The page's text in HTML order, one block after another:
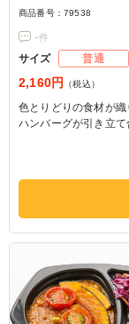
商品番号： 79538
-件
サイズ 普通
2,160円 （税込）
色とりどりの食材が
ハンバーグが引き立
当で、大切なひとと